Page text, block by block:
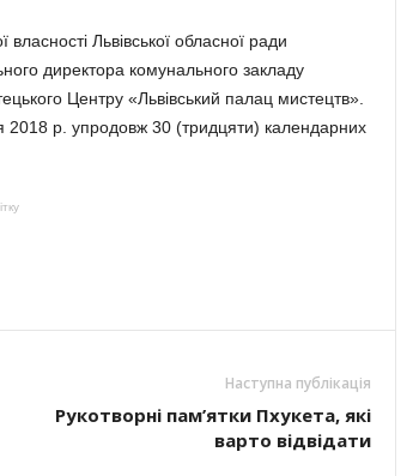
Львівської обласної ради
директора комунального закладу
Центру «Львівський палац мистецтв».
2018 р. упродовж 30 (тридцяти) календарних
Наступна публікація
Рукотворні пам’ятки Пхукета, які
варто відвідати